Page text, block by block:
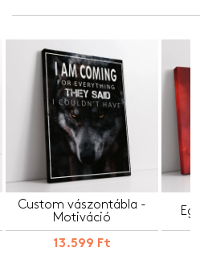
Custom vászontábla -
Motiváció
13.599 Ft